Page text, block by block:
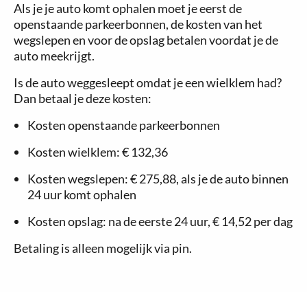
Als je je auto komt ophalen moet je eerst de
openstaande parkeerbonnen, de kosten van het
wegslepen en voor de opslag betalen voordat je de
auto meekrijgt.
Is de auto weggesleept omdat je een wielklem had?
Dan betaal je deze kosten:
Kosten openstaande parkeerbonnen
Kosten wielklem:€ 132,36
Kosten wegslepen:€ 275,88, als je de auto binnen
24 uur komt ophalen
Kosten opslag: na de eerste 24 uur,€ 14,52per dag
Betaling is alleen mogelijk via pin.